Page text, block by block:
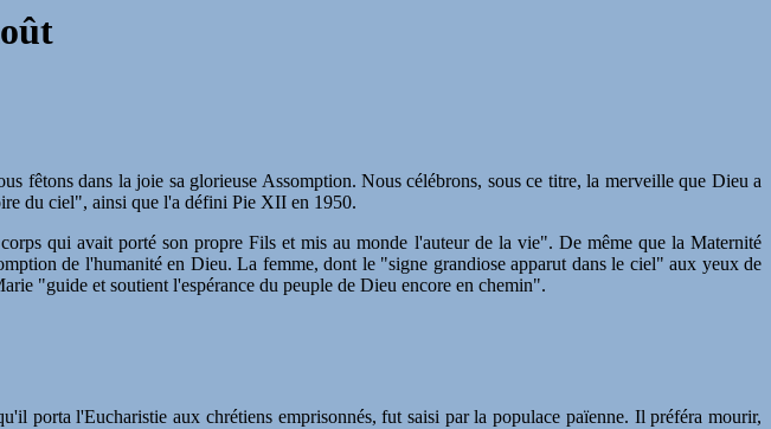
fêtons dans la joie sa glorieuse Assomption. Nous célébrons, sous ce titre, la merveille que Dieu a
du ciel", ainsi que l'a défini Pie XII en 1950.
qui avait porté son propre Fils et mis au monde l'auteur de la vie". De même que la Maternité
de l'humanité en Dieu. La femme, dont le "signe grandiose apparut dans le ciel" aux yeux de
"guide et soutient l'espérance du peuple de Dieu encore en chemin".
porta l'Eucharistie aux chrétiens emprisonnés, fut saisi par la populace païenne. Il préféra mourir,